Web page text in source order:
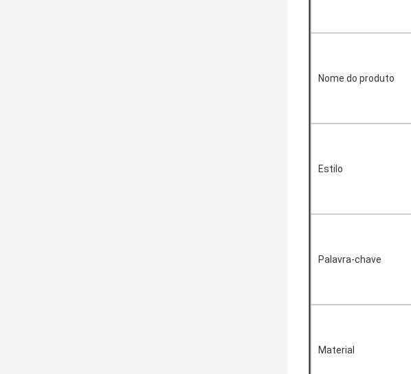
Nome do produto
Estilo
Palavra-chave
Material